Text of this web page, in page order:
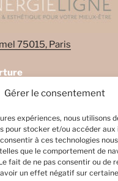
Gérer le consentement
expériences, nous utilisons
pour stocker et/ou accéder
à ces technologies
que le comportement de
fait de ne pas consentir ou de
un effet négatif sur
75015, Paris
17h45